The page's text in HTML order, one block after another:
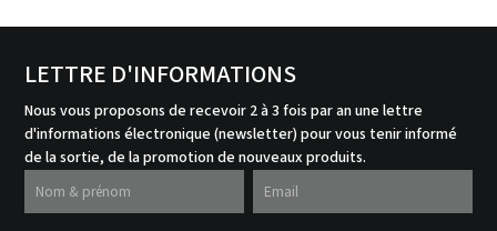
LETTRE D'INFORMATIONS
Nous vous proposons de recevoir 2 à 3 fois par an une lettre
d'informations électronique (newsletter) pour vous tenir informé
de la sortie, de la promotion de nouveaux produits.